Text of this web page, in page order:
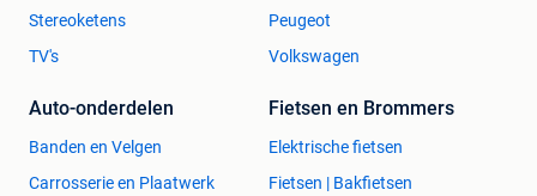
Stereoketens
TV's
Peugeot
Volkswagen
Auto-onderdelen
Banden en Velgen
Carrosserie en Plaatwerk
Fietsen en Brommers
Elektrische fietsen
Fietsen | Bakfietsen